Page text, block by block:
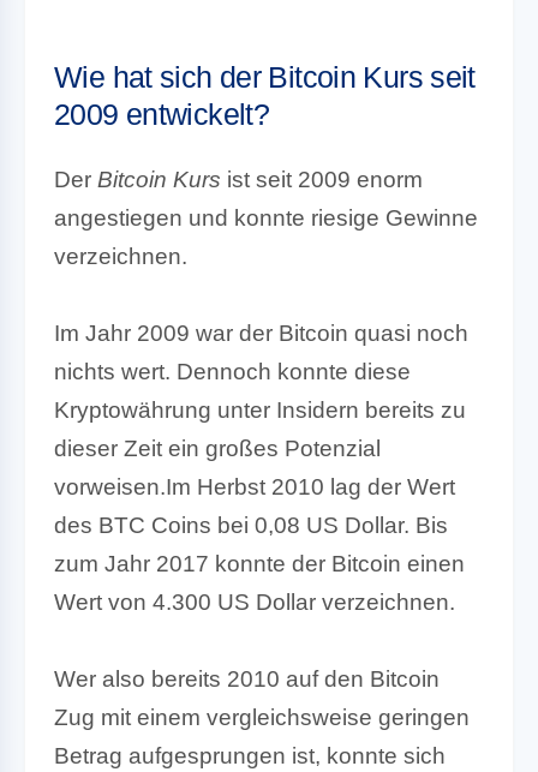
Wie hat sich der Bitcoin Kurs seit
2009 entwickelt?
Der Bitcoin Kurs ist seit 2009 enorm
angestiegen und konnte riesige Gewinne
verzeichnen.
Im Jahr 2009 war der Bitcoin quasi noch
nichts wert. Dennoch konnte diese
Kryptowährung unter Insidern bereits zu
dieser Zeit ein großes Potenzial
vorweisen.Im Herbst 2010 lag der Wert
des BTC Coins bei 0,08 US Dollar. Bis
zum Jahr 2017 konnte der Bitcoin einen
Wert von 4.300 US Dollar verzeichnen.
Wer also bereits 2010 auf den Bitcoin
Zug mit einem vergleichsweise geringen
Betrag aufgesprungen ist, konnte sich